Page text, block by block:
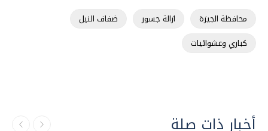
محافظة الجيزة ازالة جسور
ضفاف النيل
كباري وعشوائيات
أخبار ذات صلة